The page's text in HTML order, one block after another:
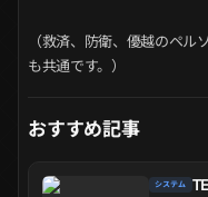
（救済、防衛、優越のペ
も共通です。）
おすすめ記事
システム